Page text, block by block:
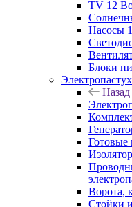
TV 12
Насосы
Блоки
Назад
Готовые
Ворота,
Стойки